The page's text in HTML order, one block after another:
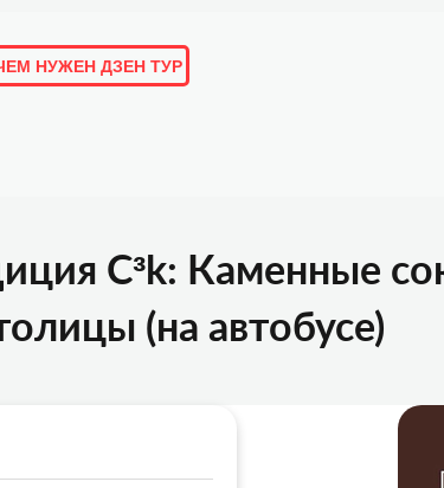
НУЖЕН ДЗЕН ТУР
C³k: Каменные
(на автобусе)